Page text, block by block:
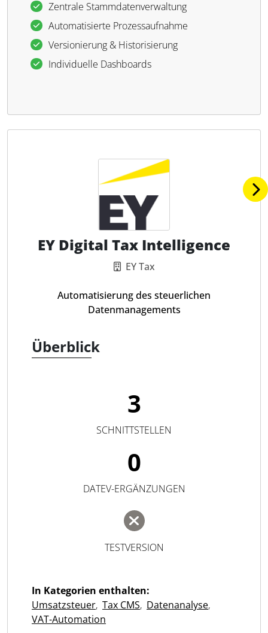
Zentrale Stammdatenverwaltung
Automatisierte Prozessaufnahme
Versionierung & Historisierung
Individuelle Dashboards
EY Digital Tax Intelligence
EY Tax
Automatisierung des steuerlichen
Datenmanagements
Überblick
3
SCHNITTSTELLEN
0
DATEV-ERGÄNZUNGEN
TESTVERSION
In Kategorien enthalten:
Umsatzsteuer, Tax CMS, Datenanalyse,
VAT-Automation